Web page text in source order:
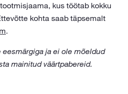
kus töötab kokku
kohta saab täpsemalt
.
ja ei ole mõeldud
mainitud väärtpabereid.